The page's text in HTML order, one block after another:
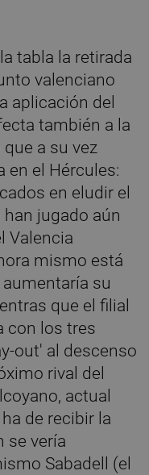
tabla la retirada
valenciano
aplicación del
también a la
a su vez
en el Hércules:
en eludir el
jugado aún
Valencia
mismo está
su
que el filial
con los tres
out' al descenso
rival del
actual
de recibir la
se vería
Sabadell (el